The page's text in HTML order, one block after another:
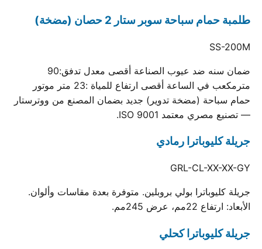
طلمبة حمام سباحة سوبر ستار 2 حصان (مضخة)
SS-200M
ضمان سنه ضد عيوب الصناعة أقصى معدل تدفق:90
مترمكعب في الساعة أقصى ارتفاع للمياة :23 متر موتور
حمام سباحة (مضخة تدوير) جديد بضمان المصنع من ووترستار
— تصنيع مصري معتمد ISO 9001.
جريلة كليوباترا رمادي
GRL-CL-XX-XX-GY
جريلة كليوباترا بولي بروبلين. متوفرة بعدة مقاسات وألوان.
الأبعاد: ارتفاع 22مم، عرض 245مم.
جريلة كليوباترا كحلي